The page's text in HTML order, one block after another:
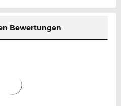
Bewertungen